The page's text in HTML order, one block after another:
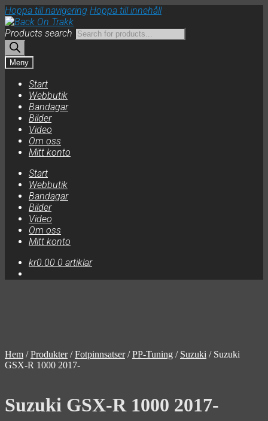
Hoppa till navigering Hoppa till innehåll
Products search
Meny
Start
Webbutik
Bandagar
Bilder
Video
Om oss
Mitt konto
Start
Webbutik
Bandagar
Bilder
Video
Om oss
Mitt konto
kr0.00 0 artiklar
Hem /Produkter/Fotpinnsatser/PP-Tuning / Suzuki / Suzuki
GSX-R 1000 2017-
Suzuki GSX-R 1000 2017-